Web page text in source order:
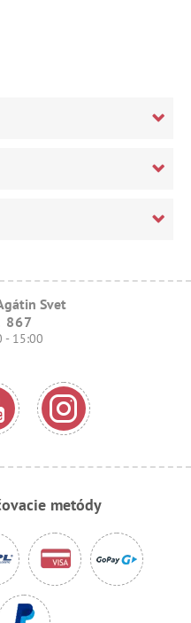
Svet
867
- 15:00
metódy